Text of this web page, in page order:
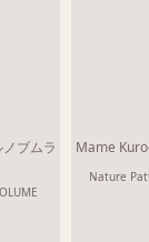
Mame
Nature
ブムラ